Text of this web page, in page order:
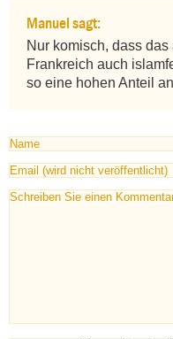
Manuel sagt:
Nur komisch, dass
Frankreich auch
so eine hohen Anteil